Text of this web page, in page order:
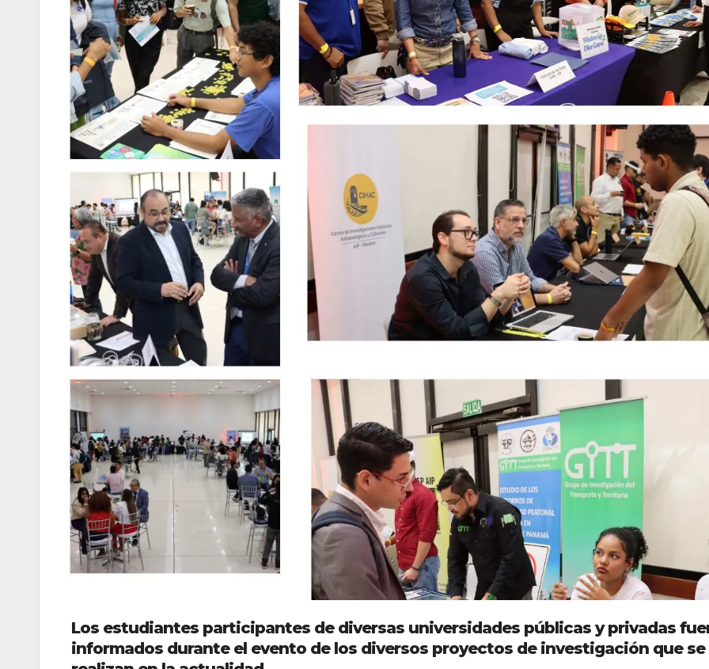
Los estudiantes participantes de diversas universidades públicas y privadas
informados durante el evento de los diversos proyectos de investigación que se